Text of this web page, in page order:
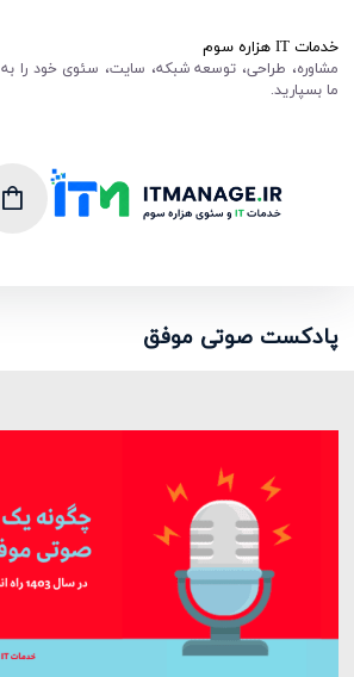
خدمات IT هزاره سوم
مشاوره، طراحی، توسعه شبکه، سایت، سئوی خود را به
ما بسپارید.
پادکست صوتی موفق